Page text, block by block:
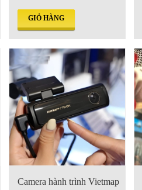
GIỎ HÀNG
Camera hành trình Vietmap